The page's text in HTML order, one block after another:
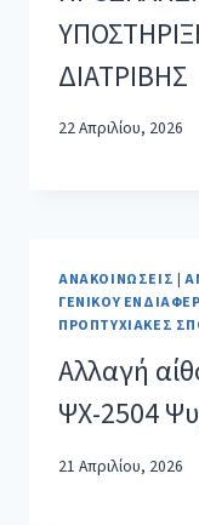
ΔΙΑΤΡΙΒΗΣ
22 Απριλίου, 2026
ΑΝΑΚΟΙΝΏΣΕΙΣ
ΓΕΝΙΚΟΎ
ΠΡΟΠΤΥΧΙΑΚΈΣ
Αλλαγή
ΨΧ-2504
21 Απριλίου, 2026